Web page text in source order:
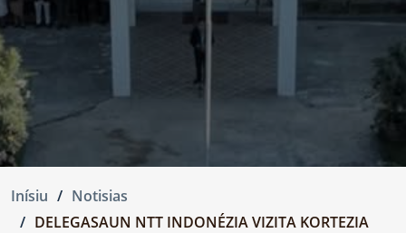
Inísiu
Notisias
DELEGASAUN NTT INDONÉZIA VIZITA KORTEZIA